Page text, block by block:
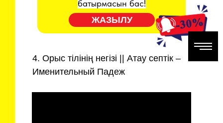
4. Орыс тілінің негізі || Атау септік –
Именительный Падеж
батырмасын бас!
ЖАЗЫЛУ